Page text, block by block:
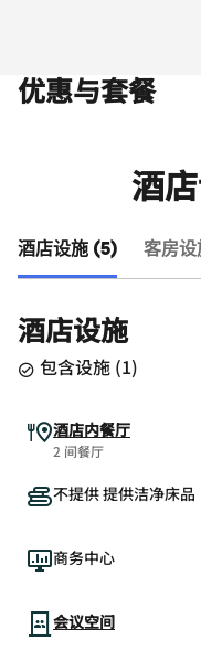
优惠与套餐
酒
酒店设施 (5) 客房
酒店设施
包含设施 (1)
酒店内餐厅
2 间餐厅
不提供 提供洁净床品
商务中心
会议空间